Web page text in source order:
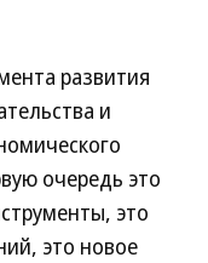
развития
и
очередь это
это
это новое